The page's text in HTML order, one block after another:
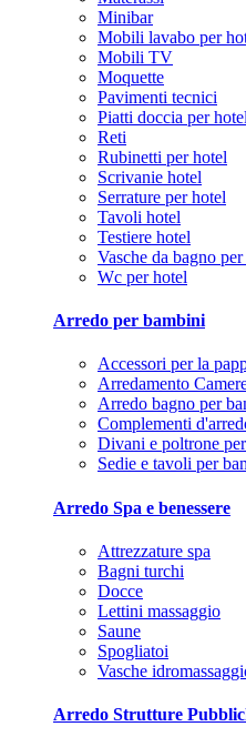
Minibar
Mobili lavabo per
Mobili TV
Moquette
Pavimenti tecnici
Piatti doccia per hotel
Reti
Rubinetti per hotel
Scrivanie hotel
Serrature per hotel
Tavoli hotel
Testiere hotel
Vasche da bagno
Wc per hotel
Arredo per bambini
Accessori per la
Arredamento
Arredo bagno per
Complementi
Divani e poltrone
Sedie e tavoli per
Arredo Spa e benessere
Attrezzature spa
Bagni turchi
Docce
Lettini massaggio
Saune
Spogliatoi
Vasche
Arredo Strutture